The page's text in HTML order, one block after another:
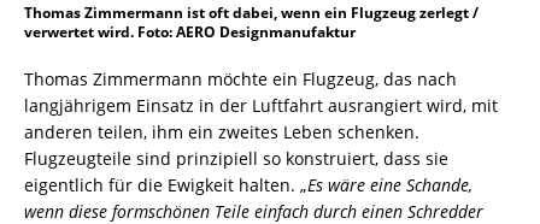
Thomas Zimmermann ist oft dabei, wenn ein Flugzeug zerlegt /
verwertet wird. Foto: AERO Designmanufaktur
Thomas Zimmermann möchte ein Flugzeug, das nach
langjährigem Einsatz in der Luftfahrt ausrangiert wird, mit
anderen teilen, ihm ein zweites Leben schenken.
Flugzeugteile sind prinzipiell so konstruiert, dass sie
eigentlich für die Ewigkeit halten. „Es wäre eine Schande,
wenn diese formschönen Teile einfach durch einen Schredder